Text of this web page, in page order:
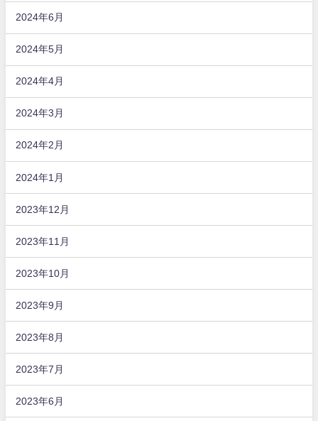
2024年6月
2024年5月
2024年4月
2024年3月
2024年2月
2024年1月
2023年12月
2023年11月
2023年10月
2023年9月
2023年8月
2023年7月
2023年6月